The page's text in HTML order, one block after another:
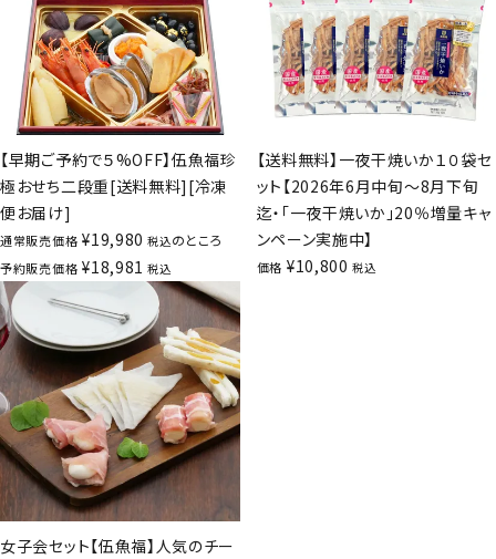
【早期ご予約で５%OFF】伍魚福珍
極おせち二段重[送料無料][冷凍
便お届け]
通常販売価格 ¥19,980 税込のところ
予約販売価格 ¥18,981 税込
【送料無料】一夜干焼いか１０袋セ
ット【2026年6月中旬～8月下旬
迄・「一夜干焼いか」20％増量キャ
ンペーン実施中】
価格 ¥10,800 税込
女子会セット【伍魚福】人気のチー